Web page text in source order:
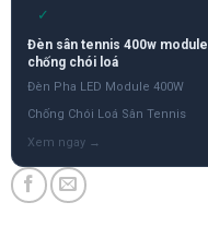
✓
Đèn sân tennis 400w module
chống chói loá
Đèn Pha LED Module 400W
Chống Chói Loá Sân Tennis